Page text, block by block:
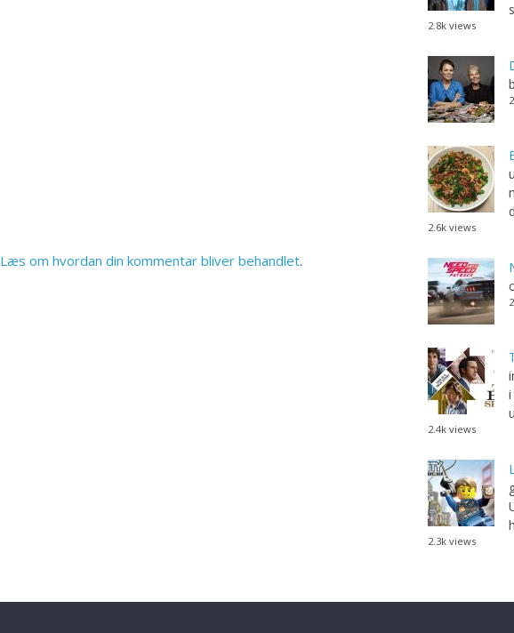
Læs om hvordan din kommentar bliver behandlet.
2.8k views
2.6k views
i
2.4k views
2.3k views